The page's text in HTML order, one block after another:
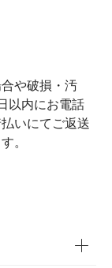
や破損・汚
以内にお電話
いにてご返送
。